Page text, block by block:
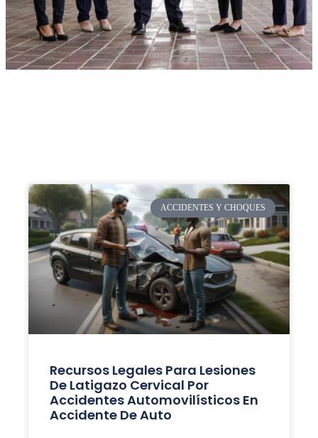
ACCIDENTES Y CHOQUES
Recursos Legales Para Lesiones
De Latigazo Cervical Por
Accidentes Automovilísticos En
Accidente De Auto